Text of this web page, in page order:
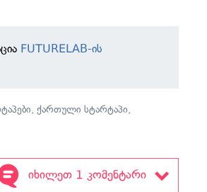
FUTURELAB-ის
,ქართული სტარტაპი,
იხილეთ 1 კომენტარი